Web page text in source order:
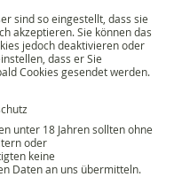
sind so eingestellt, dass sie
akzeptieren. Sie können das
jedoch deaktivieren oder
dass er Sie
Cookies gesendet werden.
unter 18 Jahren sollten ohne
oder
keine
Daten an uns übermitteln.